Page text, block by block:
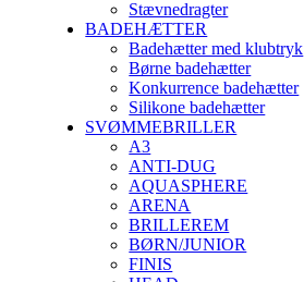
Stævnedragter
BADEHÆTTER
Badehætter med klubtryk
Børne badehætter
Konkurrence badehætter
Silikone badehætter
SVØMMEBRILLER
A3
ANTI-DUG
AQUASPHERE
ARENA
BRILLEREM
BØRN/JUNIOR
FINIS